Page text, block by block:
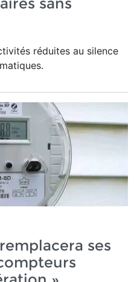
réduites au silence
ses